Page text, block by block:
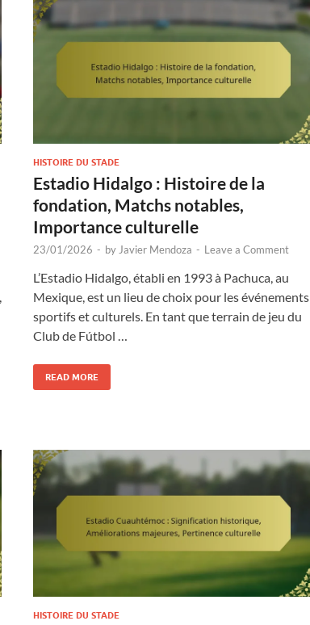
HISTOIRE DU STADE
Estadio Hidalgo : Histoire de la
fondation, Matchs notables,
Importance culturelle
23/01/2026 - by Javier Mendoza - Leave a Comment
L’Estadio Hidalgo, établi en 1993 à Pachuca, au
Mexique, est un lieu de choix pour les événements
sportifs et culturels. En tant que terrain de jeu du
Club de Fútbol …
READ MORE
HISTOIRE DU STADE